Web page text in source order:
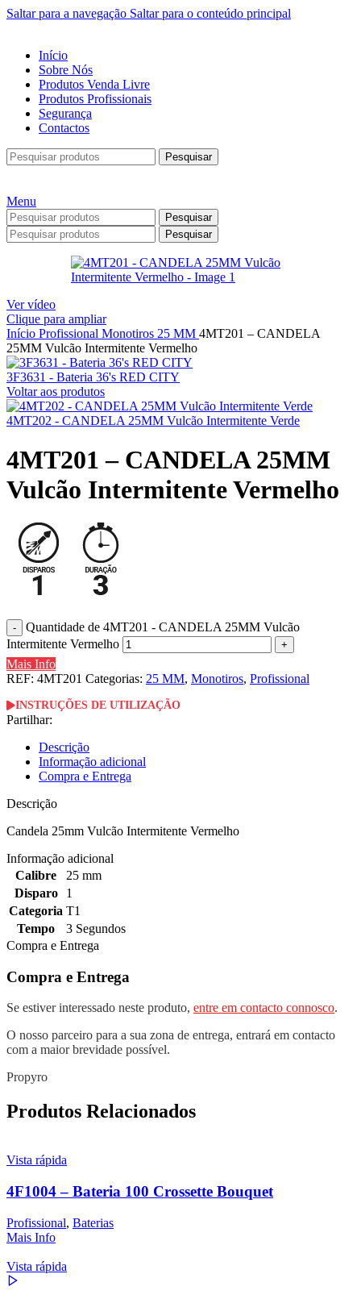
Saltar para a navegação Saltar para o conteúdo principal
Início
Sobre Nós
Produtos Venda Livre
Produtos Profissionais
Segurança
Contactos
Pesquisar
Menu
Pesquisar
Pesquisar
Ver vídeo
Clique para ampliar
Início Profissional Monotiros 25 MM 4MT201 – CANDELA
25MM Vulcão Intermitente Vermelho
3F3631 - Bateria 36's RED CITY
Voltar aos produtos
4MT202 - CANDELA 25MM Vulcão Intermitente Verde
4MT201 – CANDELA 25MM
Vulcão Intermitente Vermelho
Quantidade de 4MT201 - CANDELA 25MM Vulcão
Intermitente Vermelho
Mais Info
REF: 4MT201 Categorias: 25 MM, Monotiros, Profissional
INSTRUÇÕES DE UTILIZAÇÃO
Partilhar:
Descrição
Informação adicional
Compra e Entrega
Descrição
Candela 25mm Vulcão Intermitente Vermelho
Informação adicional
Calibre
25 mm
Disparo
1
Categoria T1
Tempo
3 Segundos
Compra e Entrega
Compra e Entrega
Se estiver interessado neste produto, entre em contacto connosco.
O nosso parceiro para a sua zona de entrega, entrará em contacto
com a maior brevidade possível.
Propyro
Produtos Relacionados
Vista rápida
4F1004 – Bateria 100 Crossette Bouquet
Profissional, Baterias
Mais Info
Vista rápida